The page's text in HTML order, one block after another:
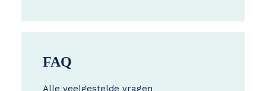
FAQ
Alle veelgestelde vragen